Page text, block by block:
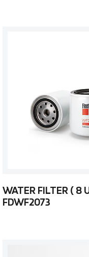
WATER FILTER ( 8
FDWF2073